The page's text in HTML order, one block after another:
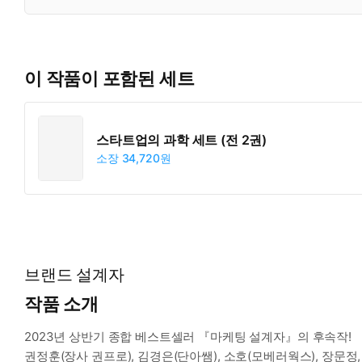
이 작품이 포함된 세트
스타트업의 과학 세트 (전 2권)
소장 34,720원
브랜드 설계자
작품 소개
2023년 상반기 종합 베스트셀러 『마케팅 설계자』의 후속작!
권정훈(장사 권프로), 김경은(단아쌤), 소호(모베러웍스), 장문정